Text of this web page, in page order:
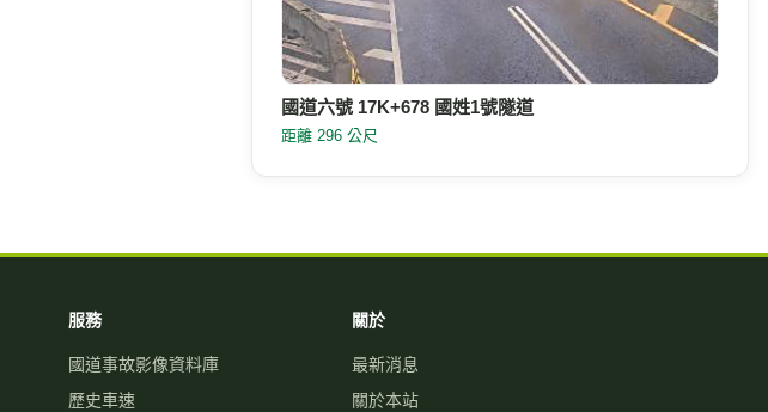
國道六號 17K+678 國姓1號隧道
距離 296 公尺
服務
國道事故影像資料庫
歷史車速
關於
最新消息
關於本站